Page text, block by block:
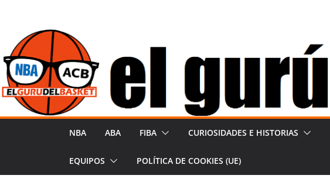
contenido
NBA ABA FIBA CURIOSIDADES E HISTORIAS
EQUIPOS POLÍTICA DE COOKIES (UE)